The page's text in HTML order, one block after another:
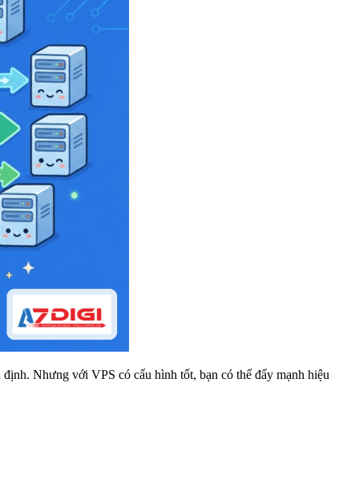
Nhưng với VPS có cấu hình tốt, bạn có thể đẩy mạnh hiệu